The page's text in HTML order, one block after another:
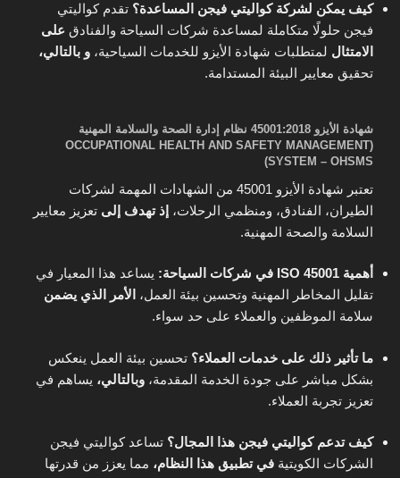
كيف يمكن لشركة كواليتي فيجن المساعدة؟ تقدم كواليتي
فيجن حلولًا متكاملة لمساعدة شركات السياحة والفنادق على
الامتثال لمتطلبات شهادة الأيزو للخدمات السياحية، و بالتالي،
تحقيق معايير البيئة المستدامة.
شهادة الأيزو 45001:2018 نظام إدارة الصحة والسلامة المهنية
(OCCUPATIONAL HEALTH AND SAFETY MANAGEMENT
SYSTEM – OHSMS)
تعتبر شهادة الأيزو 45001 من الشهادات المهمة لشركات
الطيران، الفنادق، ومنظمي الرحلات، إذ تهدف إلى تعزيز معايير
السلامة والصحة المهنية.
أهمية ISO 45001 في شركات السياحة:
يساعد هذا المعيار في
تقليل المخاطر المهنية وتحسين بيئة العمل، الأمر الذي يضمن
سلامة الموظفين والعملاء على حد سواء.
ما تأثير ذلك على خدمات العملاء؟ تحسين بيئة العمل ينعكس
بشكل مباشر على جودة الخدمة المقدمة، وبالتالي، يساهم في
تعزيز تجربة العملاء.
كيف تدعم كواليتي فيجن هذا المجال؟ تساعد كواليتي فيجن
الشركات الكويتية في تطبيق هذا النظام، مما يعزز من قدرتها